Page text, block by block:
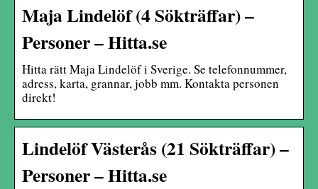
Maja Lindelöf (4 Sökträffar) –
Personer – Hitta.se
Hitta rätt Maja Lindelöf i Sverige. Se telefonnummer,
adress, karta, grannar, jobb mm. Kontakta personen
direkt!
Lindelöf Västerås (21 Sökträffar) –
Personer – Hitta.se